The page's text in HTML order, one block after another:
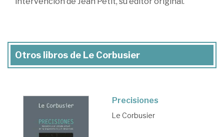
Otros libros de Le Corbusier
Precisiones
Le Corbusier